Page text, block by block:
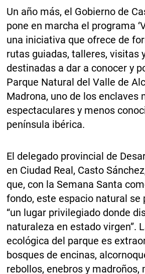
Un año más, el Gobierno de
pone en marcha el programa
una iniciativa que ofrece de
rutas guiadas, talleres, visitas
destinadas a dar a conocer y
Parque Natural del Valle de
Madrona, uno de los enclaves
espectaculares y menos
península ibérica.
El delegado provincial de
en Ciudad Real, Casto
que, con la Semana Santa
fondo, este espacio natural se
“un lugar privilegiado donde
naturaleza en estado virgen”.
ecológica del parque es
bosques de encinas,
rebollos, enebros y madroños,